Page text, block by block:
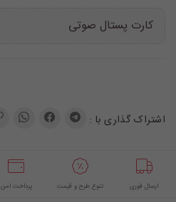
کارت پستال صوتی
اشتراک گذاری با :
ارسال فوری تنوع طرح و قیمت پرداخت امن